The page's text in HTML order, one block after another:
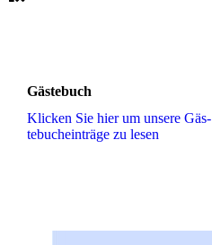
Gästebuch
Klicken Sie hier um unsere Gäs­
te­buch­ein­trä­ge zu lesen